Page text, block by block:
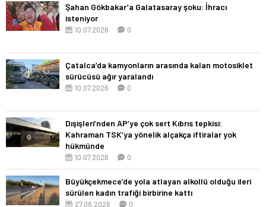
Şahan Gökbakar’a Galatasaray şoku: İhracı
isteniyor
10.07.2026 0
Çatalca’da kamyonların arasında kalan motosiklet
sürücüsü ağır yaralandı
10.07.2026 0
Dışişleri’nden AP’ye çok sert Kıbrıs tepkisi:
Kahraman TSK’ya yönelik alçakça iftiralar yok
hükmünde
10.07.2026 0
Büyükçekmece’de yola atlayan alkollü olduğu ileri
sürülen kadın trafiği birbirine kattı
27.06.2026 0